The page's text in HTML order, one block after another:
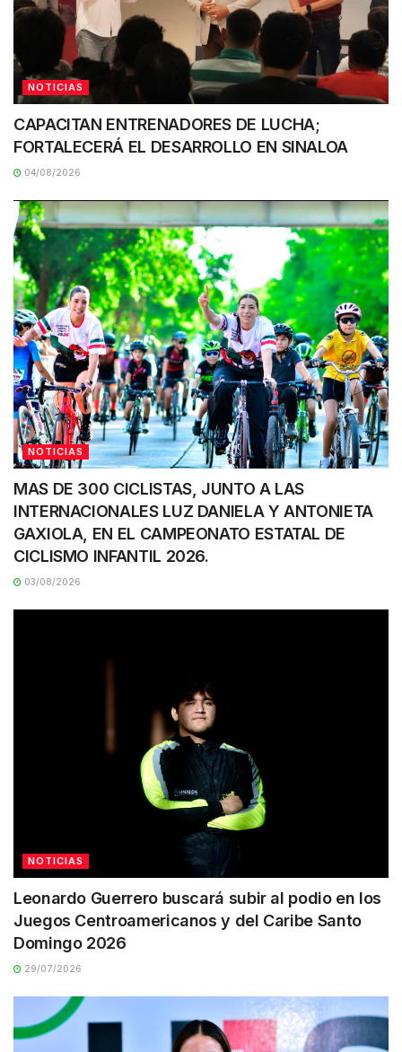
NOTICIAS
CAPACITAN ENTRENADORES DE LUCHA;
FORTALECERÁ EL DESARROLLO EN SINALOA
04/08/2026
NOTICIAS
MAS DE 300 CICLISTAS, JUNTO A LAS
INTERNACIONALES LUZ DANIELA Y ANTONIETA
GAXIOLA, EN EL CAMPEONATO ESTATAL DE
CICLISMO INFANTIL 2026.
03/08/2026
NOTICIAS
Leonardo Guerrero buscará subir al podio en los
Juegos Centroamericanos y del Caribe Santo
Domingo 2026
29/07/2026